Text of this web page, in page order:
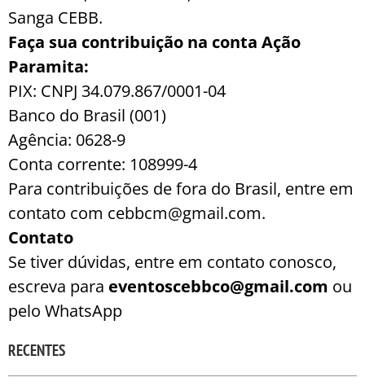
Sanga CEBB.
Faça sua contribuição na conta Ação
Paramita:
PIX: CNPJ 34.079.867/0001-04
Banco do Brasil (001)
Agência: 0628-9
Conta corrente: 108999-4
Para contribuições de fora do Brasil, entre em
contato com cebbcm@gmail.com.
Contato
Se tiver dúvidas, entre em contato conosco,
escreva para eventoscebbco@gmail.com ou
pelo WhatsApp
RECENTES